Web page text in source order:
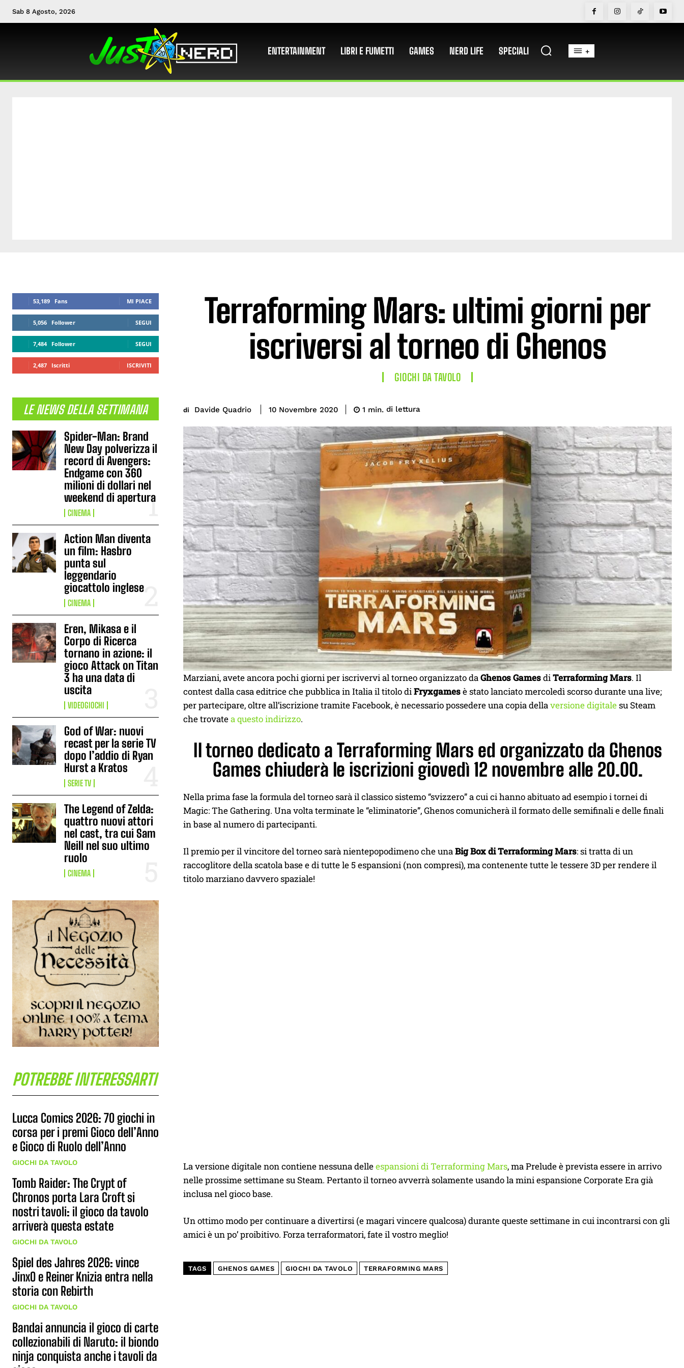
Sab 8 Agosto, 2026
ENTERTAINMENT LIBRI E FUMETTI GAMES NERD LIFE SPECIALI +
53,189 Fans MI PIACE
5,056 Follower SEGUI
7,484 Follower SEGUI
2,487 Iscritti ISCRIVITI
LE NEWS DELLA SETTIMANA
Spider-Man: Brand
New Day polverizza il
record di Avengers:
Endgame con 360
milioni di dollari nel
weekend di apertura
CINEMA
Action Man diventa
un film: Hasbro
punta sul
leggendario
giocattolo inglese
CINEMA
Eren, Mikasa e il
Corpo di Ricerca
tornano in azione: il
gioco Attack on Titan
3 ha una data di
uscita
VIDEOGIOCHI
God of War: nuovi
recast per la serie TV
dopo l’addio di Ryan
Hurst a Kratos
SERIE TV
The Legend of Zelda:
quattro nuovi attori
nel cast, tra cui Sam
Neill nel suo ultimo
ruolo
CINEMA
POTREBBE INTERESSARTI
Lucca Comics 2026: 70 giochi in
corsa per i premi Gioco dell’Anno
e Gioco di Ruolo dell’Anno
GIOCHI DA TAVOLO
Tomb Raider: The Crypt of
Chronos porta Lara Croft si
nostri tavoli: il gioco da tavolo
arriverà questa estate
GIOCHI DA TAVOLO
Spiel des Jahres 2026: vince
JinxO e Reiner Knizia entra nella
storia con Rebirth
GIOCHI DA TAVOLO
Bandai annuncia il gioco di carte
collezionabili di Naruto: il biondo
ninja conquista anche i tavoli da
Terraforming Mars: ultimi giorni per
iscriversi al torneo di Ghenos
GIOCHI DA TAVOLO
di Davide Quadrio 10 Novembre 2020 1 min. di lettura
Marziani, avete ancora pochi giorni per iscrivervi al torneo organizzato daGhenos GamesdiTerraforming Mars. Il
contest dalla casa editrice che pubblica in Italia il titolo diFryxgamesè stato lanciato mercoledì scorso durante una live;
per partecipare, oltre all’iscrizione tramite Facebook, è necessario possedere una copia dellaversione digitalesu Steam
che trovatea questo indirizzo.
Il torneo dedicato a Terraforming Mars ed organizzato da Ghenos
Games chiuderà le iscrizioni giovedì 12 novembre alle 20.00.
Nella prima fase la formula del torneo sarà il classico sistemo “svizzero” a cui ci hanno abituato ad esempio i tornei di
Magic: The Gathering. Una volta terminate le “eliminatorie”, Ghenos comunicherà il formato delle semifinali e delle finali
in base al numero di partecipanti.
Il premio per il vincitore del torneo sarà nientepopodimeno che unaBig Box di Terraforming Mars: si tratta di un
raccoglitore della scatola base e di tutte le 5 espansioni (non compresi), ma contenente tutte le tessere 3D per rendere il
titolo marziano davvero spaziale!
La versione digitale non contiene nessuna delleespansioni di Terraforming Mars, ma Prelude è prevista essere in arrivo
nelle prossime settimane su Steam. Pertanto il torneo avverrà solamente usando la mini espansione Corporate Era già
inclusa nel gioco base.
Un ottimo modo per continuare a divertirsi (e magari vincere qualcosa) durante queste settimane in cui incontrarsi con gli
amici è un po’ proibitivo. Forza terraformatori, fate il vostro meglio!
TAGS GHENOS GAMES GIOCHI DA TAVOLO TERRAFORMING MARS